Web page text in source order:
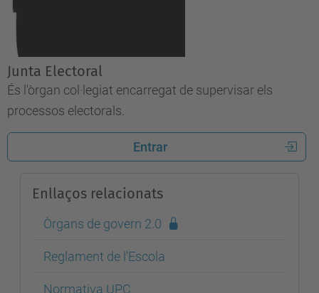
Junta Electoral
És l'òrgan col·legiat encarregat de supervisar els
processos electorals.
Entrar
Enllaços relacionats
Òrgans de govern 2.0
Reglament de l'Escola
Normativa UPC